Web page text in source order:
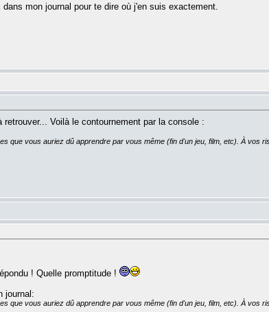
mon journal pour te dire où j'en suis exactement.
Voilà le contournement par la console :
que vous auriez dû apprendre par vous même (fin d'un jeu, film, etc). À vos
! Quelle promptitude !
journal:
que vous auriez dû apprendre par vous même (fin d'un jeu, film, etc). À vos